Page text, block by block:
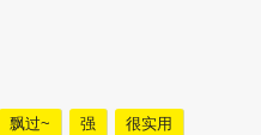
飘过~ 强 很实用